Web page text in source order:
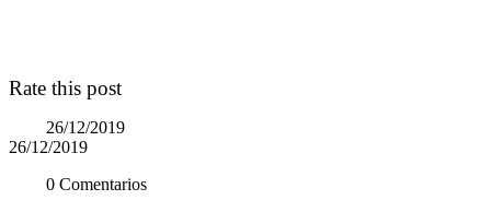
Rate this post
26/12/2019
26/12/2019
0 Comentarios